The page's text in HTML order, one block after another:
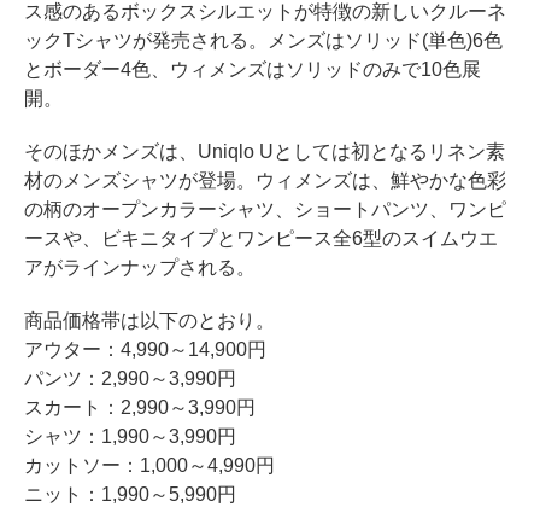
ス感のあるボックスシルエットが特徴の新しいクルーネ
ックTシャツが発売される。メンズはソリッド(単色)6色
とボーダー4色、ウィメンズはソリッドのみで10色展
開。
そのほかメンズは、Uniqlo Uとしては初となるリネン素
材のメンズシャツが登場。ウィメンズは、鮮やかな色彩
の柄のオープンカラーシャツ、ショートパンツ、ワンピ
ースや、ビキニタイプとワンピース全6型のスイムウエ
アがラインナップされる。
商品価格帯は以下のとおり。
アウター：4,990～14,900円
パンツ：2,990～3,990円
スカート：2,990～3,990円
シャツ：1,990～3,990円
カットソー：1,000～4,990円
ニット：1,990～5,990円